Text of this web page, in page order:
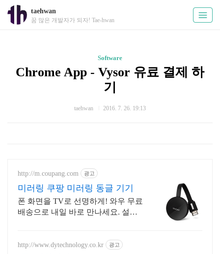
taehwan
꿈 많은 개발자가 되자! Tae-hwan
Software
Chrome App - Vysor 유료 결제 하
기
taehwan 2016. 7. 26. 19:13
http://m.coupang.com 광고
미러링 쿠팡 미러링 동글 기기
폰 화면을 TV로 선명하게! 와우 무료
배송으로 내일 바로 만나세요. 설치
http://www.dytechnology.co.kr 광고